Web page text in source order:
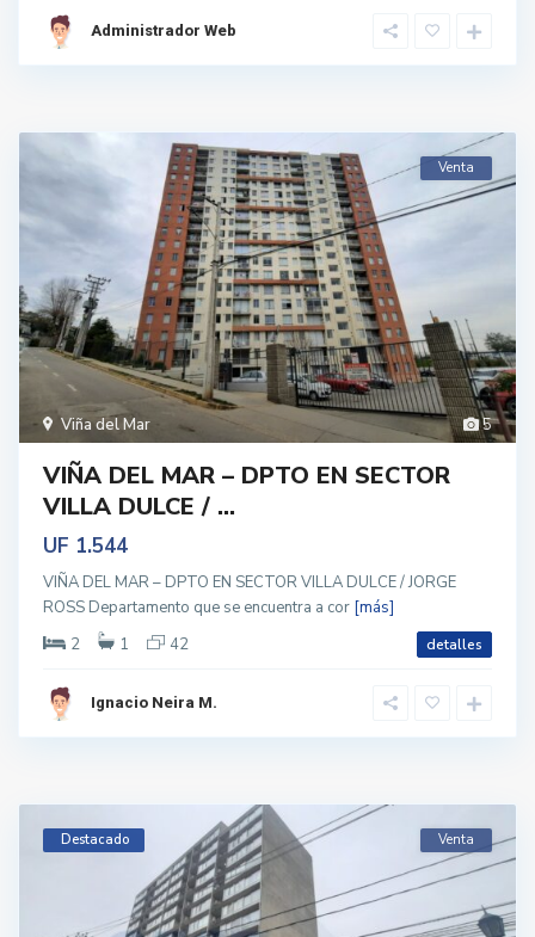
Administrador Web
5
Viña del Mar
Venta
VIÑA DEL MAR – DPTO EN SECTOR
VILLA DULCE / ...
UF 1.544
VIÑA DEL MAR – DPTO EN SECTOR VILLA DULCE / JORGE
ROSS Departamento que se encuentra a cor [más]
2
1 42 detalles
Ignacio Neira M.
Destacado Venta